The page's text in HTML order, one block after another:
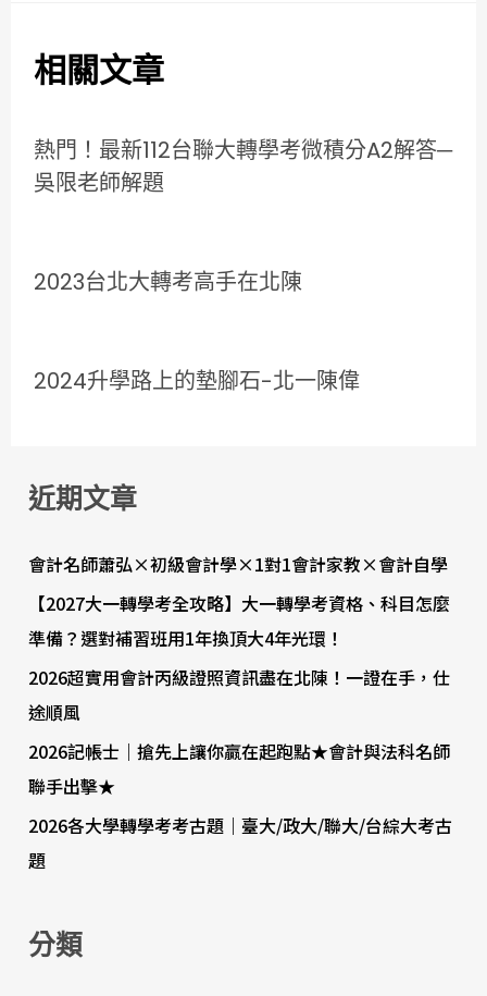
相關文章
熱門！最新112台聯大轉學考微積分A2解答─
吳限老師解題
2023台北大轉考高手在北陳
2024升學路上的墊腳石-北一陳偉
近期文章
會計名師蕭弘×初級會計學×1對1會計家教×會計自學
【2027大一轉學考全攻略】大一轉學考資格、科目怎麼
準備？選對補習班用1年換頂大4年光環！
2026超實用會計丙級證照資訊盡在北陳！一證在手，仕
途順風
2026記帳士｜搶先上讓你贏在起跑點★會計與法科名師
聯手出擊★
2026各大學轉學考考古題｜臺大/政大/聯大/台綜大考古
題
分類